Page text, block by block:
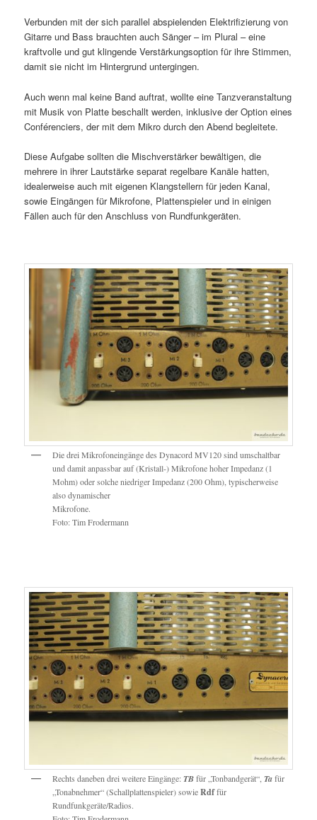
Verbunden mit der sich parallel abspielenden Elektrifizierung von
Gitarre und Bass brauchten auch Sänger – im Plural – eine
kraftvolle und gut klingende Verstärkungsoption für ihre Stimmen,
damit sie nicht im Hintergrund untergingen.
Auch wenn mal keine Band auftrat, wollte eine Tanzveranstaltung
mit Musik von Platte beschallt werden, inklusive der Option eines
Conférenciers, der mit dem Mikro durch den Abend begleitete.
Diese Aufgabe sollten die Mischverstärker bewältigen, die
mehrere in ihrer Lautstärke separat regelbare Kanäle hatten,
idealerweise auch mit eigenen Klangstellern für jeden Kanal,
sowie Eingängen für Mikrofone, Plattenspieler und in einigen
Fällen auch für den Anschluss von Rundfunkgeräten.
Die drei Mikrofoneingänge des Dynacord MV120 sind umschaltbar
und damit anpassbar auf (Kristall-) Mikrofone hoher Impedanz (1
Mohm) oder solche niedriger Impedanz (200 Ohm), typischerweise
also dynamischer
Foto: Tim Frodermann
Rechts daneben drei weitere Eingänge:TBfür „Tonbandgerät“,Tafür
„Tonabnehmer“ (Schallplattenspieler) sowieRdffür
Rundfunkgeräte/Radios.